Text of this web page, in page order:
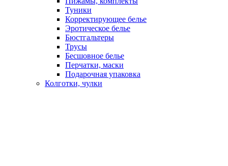
Туники
Корректирующее белье
Эротическое белье
Бюстгальтеры
Трусы
Бесшовное белье
Перчатки, маски
Подарочная упаковка
Колготки, чулки